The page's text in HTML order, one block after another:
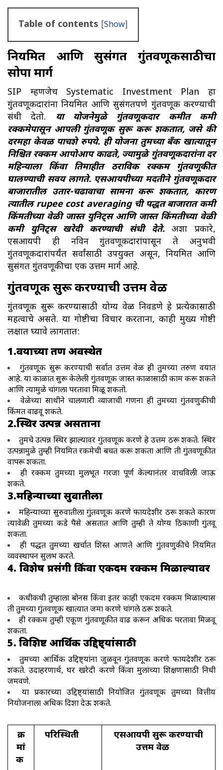
Table of contents [Show]
नियमित आणि सुसंगत गुंतवणूकीसाठीचा
सोपा मार्ग
SIP म्हणजेच Systematic Investment Plan हा
गुंतवणूकदारांना नियमित आणि सुसंगतपणे गुंतवणूक करण्याची
संधी देतो.
या योजनेमुळे गुंतवणूकदार कमीत कमी
रक्कमेपासून आपली गुंतवणूक सुरू करू शकतात, जसे की
दरमहा केवळ पाचशे रुपये. ही योजना तुमच्या बँक खात्यातून
निश्चित रक्कम आपोआप काढते, ज्यामुळे गुंतवणूकदारांना दर
महिन्याला किंवा तिमाहीत ठराविक रक्कम गुंतवणूकीत
घालण्याची सवय लागते. एसआयपीच्या मदतीने गुंतवणूकदार
बाजारातील उतार-चढावाचा सामना करू शकतात, कारण
त्यातील rupee cost averaging ची पद्धत बाजारात कमी
किंमतीच्या वेळी जास्त युनिट्स आणि जास्त किंमतीच्या वेळी
कमी युनिट्स खरेदी करण्याची संधी देते.अशा प्रकारे,
एसआयपी ही नव‍िन गुंतवणूकदारांपासून ते अनुभवी
गुंतवणूकदारांपर्यंत सर्वांसाठी उपयुक्त असून, नियमित आणि
सुसंगत गुंतवणूकीचा एक उत्तम मार्ग आहे.
गुंतवणूक सुरू करण्याची उत्तम वेळ
गुंतवणूक सुरू करण्यासाठी योग्य वेळ निवडणे हे प्रत्येकासाठी
महत्वाचे असते. या गोष्टीचा विचार करताना, काही मुख्य गोष्टी
लक्षात घ्यावे लागतात:
1.वयाच्या तरुण अवस्थेत
गुंतवणूक सुरू करण्याची सर्वात उत्तम वेळ ही तुमच्या तरुण वयात
आहे. या काळात सुरू केलेली गुंतवणूक जास्त काळासाठी काम करू शकते
आणि त्यामुळे चांगला परतावा मिळू शकतो.
वेळेच्या साथीने चालणारी व्याजाची गणना ही तुमच्या गुंतवणुकीची
किंमत वाढवू शकते.
2.स्थिर उत्पन्न असताना
तुमचे उत्पन्न स्थिर झाल्यावर गुंतवणूक करणे हे उत्तम ठरू शकते. स्थिर
उत्पन्नामुळे तुम्ही नियमित रकमेची बचत करू शकता आणि ती गुंतवणूकीत
वापरू शकता.
ही रक्कम तुमच्या मुलभूत गरजा पूर्ण केल्यानंतर वाचविली जाऊ
शकते.
3.महिन्याच्या सुरुवातीला
महिन्याच्या सुरुवातीला गुंतवणूक करणे फायदेशीर ठरू शकते कारण
त्यावेळी तुमच्या कडे पैसे असतात आणि तुम्ही ते योग्य ठिकाणी गुंतवू
शकता.
ही पद्धत तुमच्या खर्चात शिस्त आणते आणि गुंतवणुकीचे नियमित
व्यवस्थापन सुलभ करते.
4. विशेष प्रसंगी किंवा एकदम रक्कम मिळाल्यावर
कधीकधी तुम्हाला बोनस किंवा इतर काही एकदम रक्कम मिळाल्यास
ती तुमच्या गुंतवणूक खात्यात जमा करणे चांगले ठरू शकते.
ही रक्कम तुम्ही एकूण गुंतवणूकीत वाढ करून अधिक परतावा मिळवू
शकता.
5. विशिष्ट आर्थिक उद्दिष्ट्यांसाठी
तुमच्या आर्थिक उद्दिष्ट्यांना जुळवून गुंतवणूक करणे फायदेशीर ठरू
शकते. उदाहरणार्थ, घर खरेदी करणे किंवा मुलांच्या शिक्षणासाठी निधी
जमवणे.
या प्रकारच्या उद्दिष्ट्यांसाठी नियोजित गुंतवणूक तुमच्या वित्तीय
नियोजनाला अधिक दिशा देऊ शकते.
क्र
मां
क
परिस्थिती
एसआयपी सुरू करण्याची
उत्तम वेळ